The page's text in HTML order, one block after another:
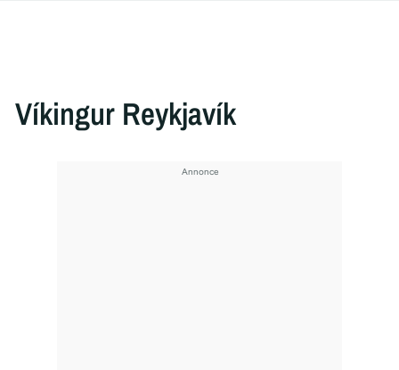
Víkingur Reykjavík